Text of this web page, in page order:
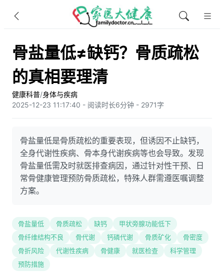
骨盐量低≠缺钙？骨质疏松
的真相要理清
健康科普/身体与疾病
2025-12-23 11:17:40 - 阅读时长6分钟 - 2971字
骨盐量低是骨质疏松的重要表现，但诱因不止缺钙，
全身代谢性疾病、骨本身代谢疾病等也会导致。发现
骨盐量低需及时就医排查病因，通过针对性干预、日
常骨健康管理预防骨质疏松，特殊人群需遵医嘱调整
方案。
骨盐量低 骨质疏松 缺钙
甲状旁腺功能低下
骨纤维结构不良
骨代谢 钙磷代谢 骨质矿化
骨密度
骨折风险
代谢性疾病 骨健康 就医检查
科学管理
预防措施